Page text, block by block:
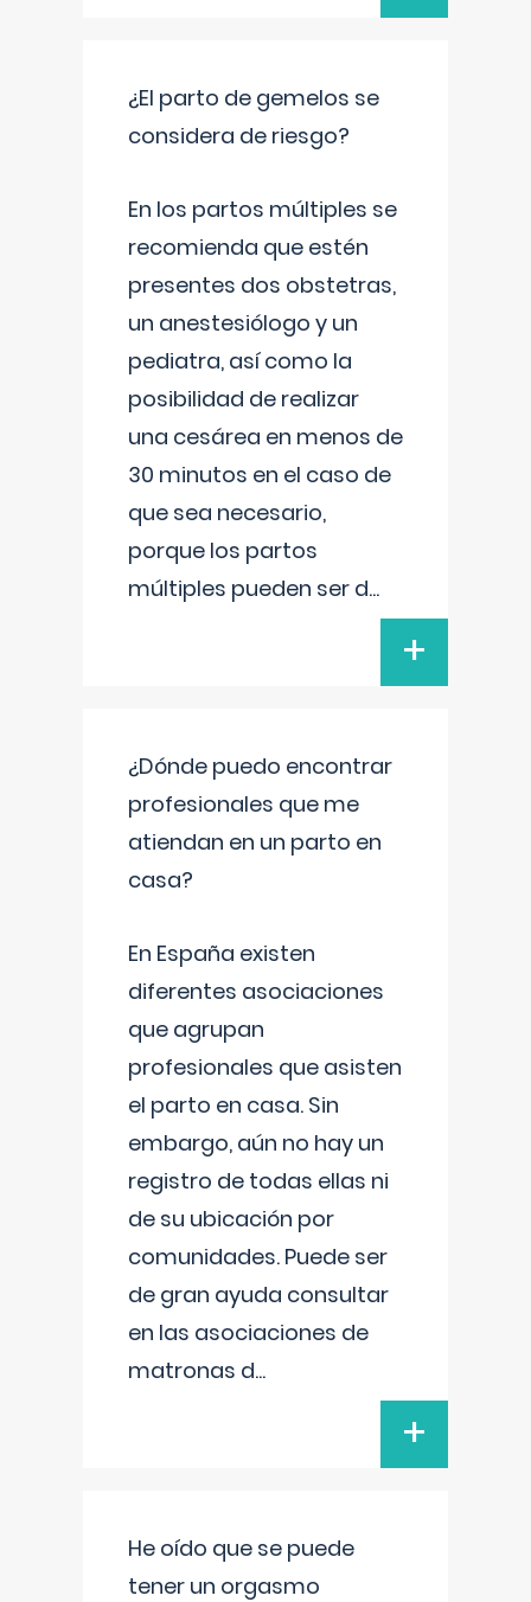
¿El parto de gemelos se
considera de riesgo?
En los partos múltiples se
recomienda que estén
presentes dos obstetras,
un anestesiólogo y un
pediatra, así como la
posibilidad de realizar
una cesárea en menos de
30 minutos en el caso de
que sea necesario,
porque los partos
múltiples pueden ser d...
+
¿Dónde puedo encontrar
profesionales que me
atiendan en un parto en
casa?
En España existen
diferentes asociaciones
que agrupan
profesionales que asisten
el parto en casa. Sin
embargo, aún no hay un
registro de todas ellas ni
de su ubicación por
comunidades. Puede ser
de gran ayuda consultar
en las asociaciones de
matronas d...
+
He oído que se puede
tener un orgasmo